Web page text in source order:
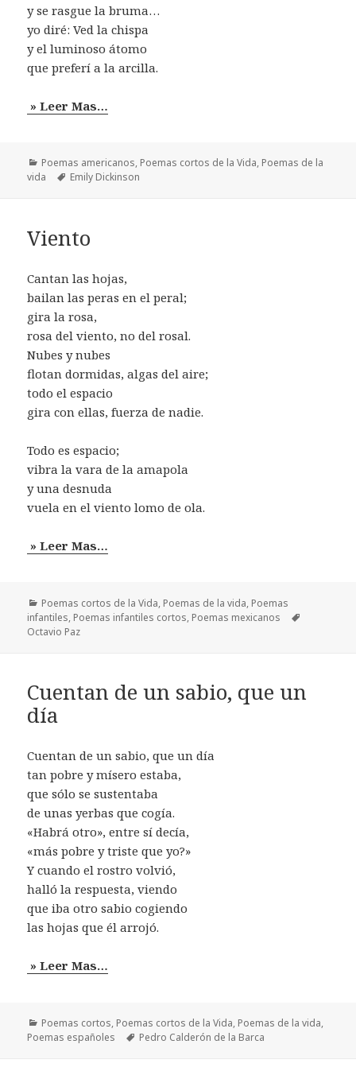
y se rasgue la bruma…
yo diré: Ved la chispa
y el luminoso átomo
que preferí a la arcilla.
» Leer Mas…
Categorías
Poemas americanos, Poemas cortos de la Vida, Poemas de la
vida
Etiquetas
Emily Dickinson
Viento
Cantan las hojas,
bailan las peras en el peral;
gira la rosa,
rosa del viento, no del rosal.
Nubes y nubes
flotan dormidas, algas del aire;
todo el espacio
gira con ellas, fuerza de nadie.
Todo es espacio;
vibra la vara de la amapola
y una desnuda
vuela en el viento lomo de ola.
» Leer Mas…
Categorías
Poemas cortos de la Vida, Poemas de la vida, Poemas
infantiles, Poemas infantiles cortos, Poemas mexicanos
Octavio Paz
Cuentan de un sabio, que un
día
Cuentan de un sabio, que un día
tan pobre y mísero estaba,
que sólo se sustentaba
de unas yerbas que cogía.
«Habrá otro», entre sí decía,
«más pobre y triste que yo?»
Y cuando el rostro volvió,
halló la respuesta, viendo
que iba otro sabio cogiendo
las hojas que él arrojó.
» Leer Mas…
Categorías
Poemas cortos, Poemas cortos de la Vida, Poemas de la vida,
Poemas españoles
Etiquetas
Pedro Calderón de la Barca